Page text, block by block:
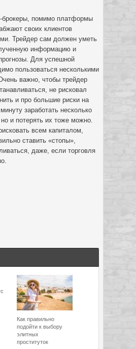
брокеры, помимо платформы
своих клиентов
Трейдер сам должен уметь
информацию и
Для успешной
пользоваться несколькими
важно, чтобы трейдер
не рисковал
и про большие риски на
заработать несколько
и потерять их тоже можно.
всем капиталом,
ставить «стопы»,
даже, если торговля
Как правильно
подойти к выбору
элитных
проституток